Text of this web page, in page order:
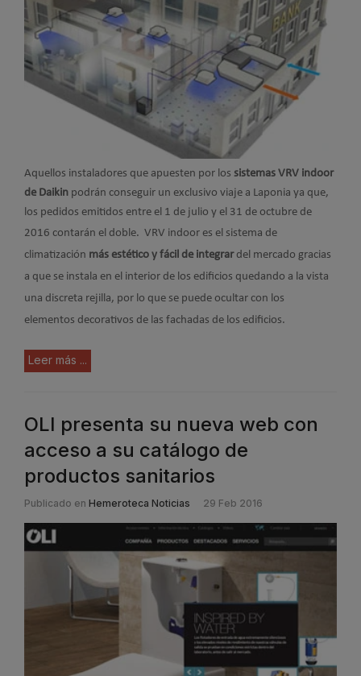
Aquellos instaladores que apuesten por los sistemas VRV indoor
de Daikin podrán conseguir un exclusivo viaje a Laponia ya que,
los pedidos emitidos entre el 1 de julio y el 31 de octubre de
2016 contarán el doble. VRV indoor es el sistema de
climatización más estético y fácil de integrar del mercado gracias
a que se instala en el interior de los edificios quedando a la vista
una discreta rejilla, por lo que se puede ocultar con los
elementos decorativos de las fachadas de los edificios.
Leer más ...
OLI presenta su nueva web con
acceso a su catálogo de
productos sanitarios
Publicado en Hemeroteca Noticias 29 Feb 2016